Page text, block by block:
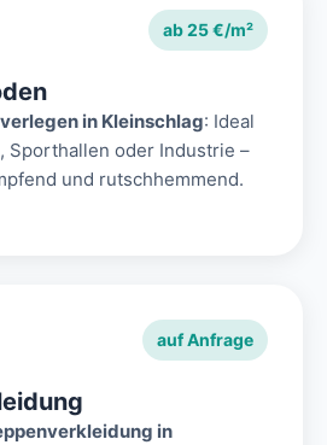
ab 25 €/m²
in Kleinschlag: Ideal
Sporthallen oder Industrie –
und rutschhemmend.
auf Anfrage
in